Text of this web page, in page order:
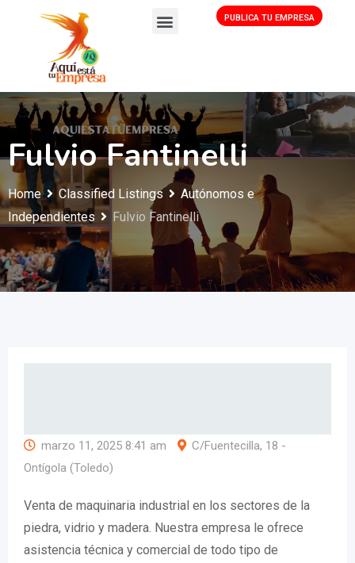
PUBLICA TU EMPRESA
Fulvio Fantinelli
Home Classified Listings
Autónomos e
Independientes
Fulvio Fantinelli
marzo 11, 2025 8:41 am
C/Fuentecilla, 18 -
Ontígola (Toledo)
Venta de maquinaria industrial en los sectores de la
piedra, vidrio y madera. Nuestra empresa le ofrece
asistencia técnica y comercial de todo tipo de